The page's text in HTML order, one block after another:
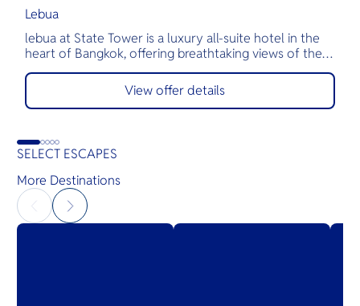
Lebua
lebua at State Tower is a luxury all-suite hotel in the
heart of Bangkok, offering breathtaking views of the
Chao Phraya River and skyline from every private
balcony. Known for its world-renowned rooftop
venues like Sky Bar and Sirocco, and Michelin-starred
dining, lebua delivers an unforgettable experience of
service.
View offer details
SELECT ESCAPES
More Destinations